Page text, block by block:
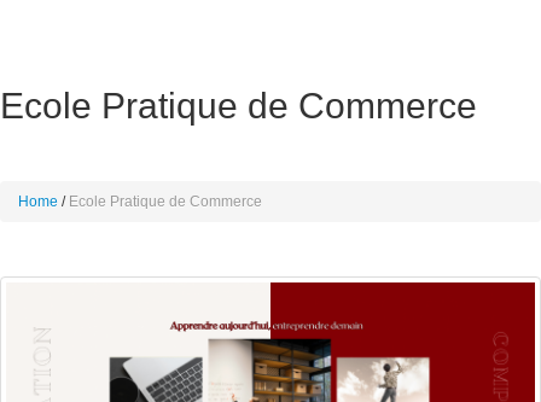
Ecole Pratique de Commerce
Home Ecole Pratique de Commerce